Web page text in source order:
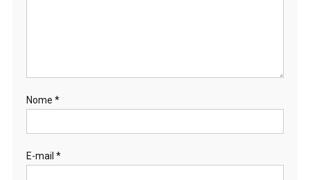
Nome *
E-mail *